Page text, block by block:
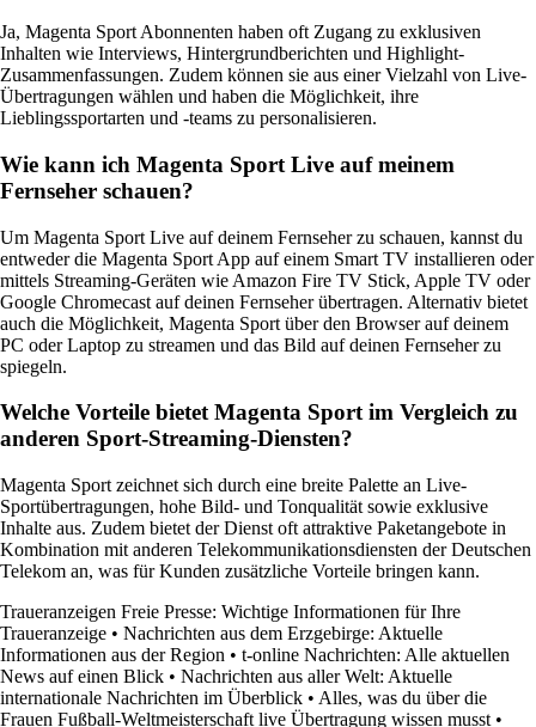
Ja, Magenta Sport Abonnenten haben oft Zugang zu exklusiven
Inhalten wie Interviews, Hintergrundberichten und Highlight-
Zusammenfassungen. Zudem können sie aus einer Vielzahl von Live-
Übertragungen wählen und haben die Möglichkeit, ihre
Lieblingssportarten und -teams zu personalisieren.
Wie kann ich Magenta Sport Live auf meinem
Fernseher schauen?
Um Magenta Sport Live auf deinem Fernseher zu schauen, kannst du
entweder die Magenta Sport App auf einem Smart TV installieren oder
mittels Streaming-Geräten wie Amazon Fire TV Stick, Apple TV oder
Google Chromecast auf deinen Fernseher übertragen. Alternativ bietet
auch die Möglichkeit, Magenta Sport über den Browser auf deinem
PC oder Laptop zu streamen und das Bild auf deinen Fernseher zu
spiegeln.
Welche Vorteile bietet Magenta Sport im Vergleich zu
anderen Sport-Streaming-Diensten?
Magenta Sport zeichnet sich durch eine breite Palette an Live-
Sportübertragungen, hohe Bild- und Tonqualität sowie exklusive
Inhalte aus. Zudem bietet der Dienst oft attraktive Paketangebote in
Kombination mit anderen Telekommunikationsdiensten der Deutschen
Telekom an, was für Kunden zusätzliche Vorteile bringen kann.
Traueranzeigen Freie Presse: Wichtige Informationen für Ihre
Traueranzeige • Nachrichten aus dem Erzgebirge: Aktuelle
Informationen aus der Region • t-online Nachrichten: Alle aktuellen
News auf einen Blick • Nachrichten aus aller Welt: Aktuelle
internationale Nachrichten im Überblick • Alles, was du über die
Frauen Fußball-Weltmeisterschaft live Übertragung wissen musst •